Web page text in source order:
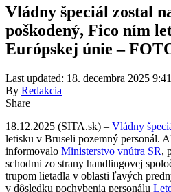
Vládny špeciál zostal
poškodený, Fico ním
Európskej únie –
Last updated: 18. decembra 2025 9:41
By Redakcia
Share
18.12.2025 (SITA.sk) – Vládny
letisku v Bruseli pozemný personál.
informovalo Ministerstvo vnútra SR,
schodmi zo strany handlingovej
trupom lietadla v oblasti ľavých
v dôsledku pochybenia personálu